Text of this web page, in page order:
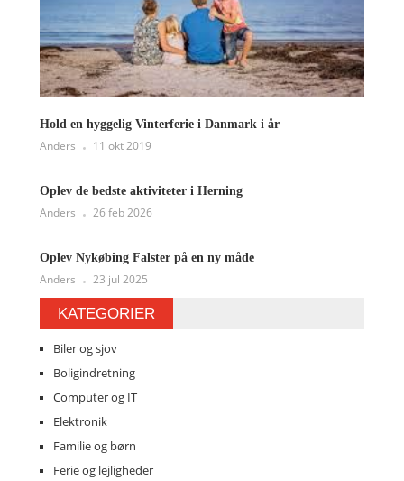
Hold en hyggelig Vinterferie i Danmark i år
Anders 11 okt 2019
Oplev de bedste aktiviteter i Herning
Anders 26 feb 2026
Oplev Nykøbing Falster på en ny måde
Anders 23 jul 2025
KATEGORIER
Biler og sjov
Boligindretning
Computer og IT
Elektronik
Familie og børn
Ferie og lejligheder